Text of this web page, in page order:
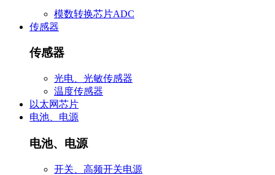
模数转换芯片ADC
传感器
传感器
光电、光敏传感器
温度传感器
以太网芯片
电池、电源
电池、电源
开关、高频开关电源